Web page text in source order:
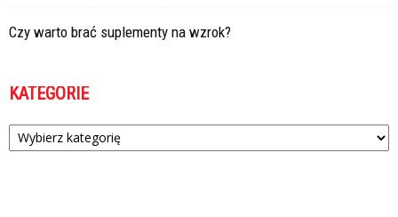
Czy warto brać suplementy na wzrok?
KATEGORIE
Kategorie